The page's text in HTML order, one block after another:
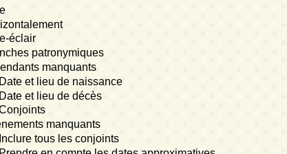
éclair
patronymiques
manquants
Date et lieu de naissance
Date et lieu de décès
manquants
Inclure tous les conjoints